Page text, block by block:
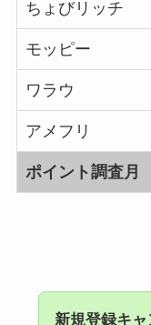
ちょびリッチ
モッピー
ワラウ
アメフリ
ポイント調査月
新規登録キ